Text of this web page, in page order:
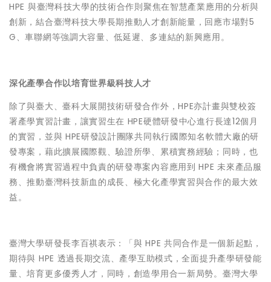
HPE 與臺灣科技大學的技術合作則聚焦在智慧產業應用的分析與
創新，結合臺灣科技大學長期推動人才創新能量，回應市場對5
G、車聯網等強調大容量、低延遲、多連結的新興應用。
深化產學合作以培育世界級科技人才
除了與臺大、臺科大展開技術研發合作外，HPE亦計畫與雙校簽
署產學實習計畫，讓實習生在 HPE硬體研發中心進行長達12個月
的實習，並與 HPE研發設計團隊共同執行國際知名軟體大廠的研
發專案，藉此擴展國際觀、驗證所學、累積實務經驗；同時，也
有機會將實習過程中負責的研發專案內容應用到 HPE 未來產品服
務、推動臺灣科技新血的成長、極大化產學實習與合作的最大效
益。
臺灣大學研發長李百祺表示：「與 HPE 共同合作是一個新起點，
期待與 HPE 透過長期交流、產學互助模式，全面提升產學研發能
量、培育更多優秀人才，同時，創造學用合一新局勢。臺灣大學